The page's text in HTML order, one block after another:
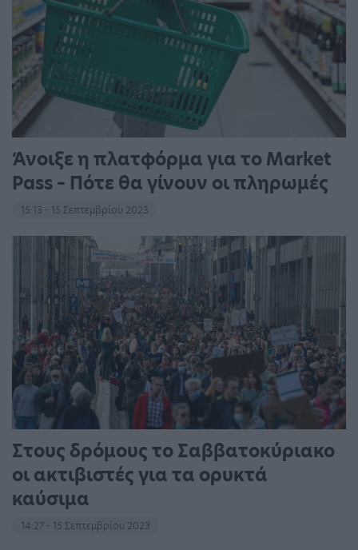
Άνοιξε η πλατφόρμα για το Market
Pass – Πότε θα γίνουν οι πληρωμές
15:13 - 15 Σεπτεμβρίου 2023
Στους δρόμους το Σαββατοκύριακο
οι ακτιβιστές για τα ορυκτά
καύσιμα
14:27 - 15 Σεπτεμβρίου 2023